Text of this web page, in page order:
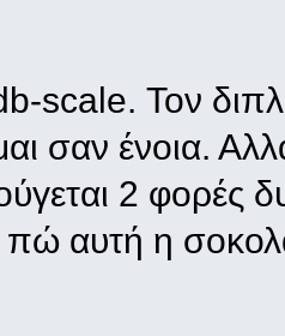
scale. Τον
σαν ένοια.
2
αυτή η